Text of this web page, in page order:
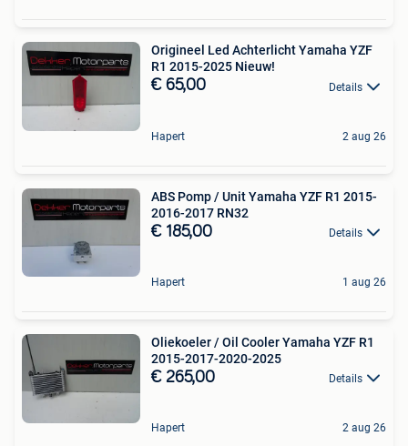
Origineel Led Achterlicht Yamaha YZF
R1 2015-2025 Nieuw!
€ 65,00 Details
Hapert 2 aug 26
ABS Pomp / Unit Yamaha YZF R1 2015-
2016-2017 RN32
€ 185,00 Details
Hapert 1 aug 26
Oliekoeler / Oil Cooler Yamaha YZF R1
2015-2017-2020-2025
€ 265,00 Details
Hapert 2 aug 26